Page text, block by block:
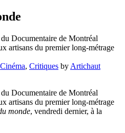
Documentaire de Montréal
artisans du premier long-métrage
Cinéma, Critiques by Artichaut
Documentaire de Montréal
artisans du premier long-métrage
monde, vendredi dernier, à la